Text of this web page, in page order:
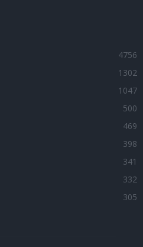
4756
1302
1047
500
469
398
341
332
305